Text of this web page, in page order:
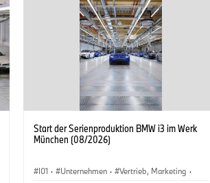
Start der Serienproduktion BMW i3 im Werk
München (08/2026)
I01 · Unternehmen · Vertrieb, Marketing ·